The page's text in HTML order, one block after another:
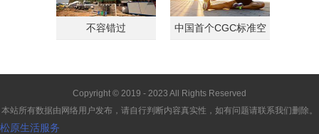
不容错过
中国首个CGC标准空
Copyright © 2019 - 2023 All Rights Reserved
本站所有数据由网络用户发布，请自行判断内容真实性，如有问题请联系我们删除。
松原生活服务